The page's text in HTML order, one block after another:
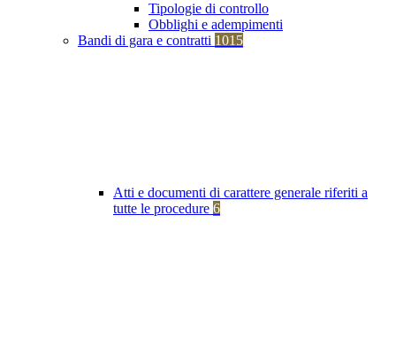
Tipologie di controllo
Obblighi e adempimenti
Bandi di gara e contratti 1015
Atti e documenti di carattere generale riferiti a
tutte le procedure 6